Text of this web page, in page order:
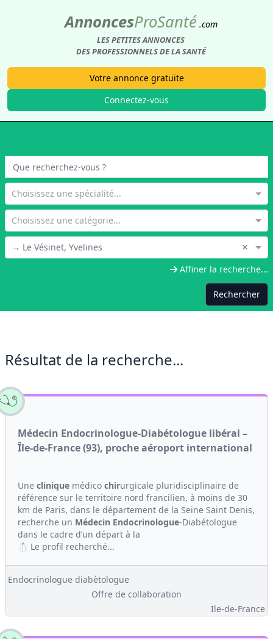
AnnoncesProSanté .com
LES PETITES ANNONCES
DES PROFESSIONNELS DE LA SANTÉ
Votre annonce gratuite
Connectez-vous
Choisissez une spécialité...
Choisissez une catégorie...
→ Le Vésinet, Yvelines ×
Affiner la recherche...
Rechercher
Résultat de la recherche...
Médecin Endocrinologue-Diabétologue libéral –
Île-de-France (93), proche aéroport international
Une clinique médico chirurgicale pluridisciplinaire de
référence sur le territoire nord francilien, à moins de 30
km de Paris, dans le département de la Seine Saint Denis,
recherche un Médecin Endocrinologue-Diabétologue
dans le cadre d’un départ à la
🥼 Le profil recherché...
Endocrinologue diabètologue
Offre de collaboration
Ile-de-France